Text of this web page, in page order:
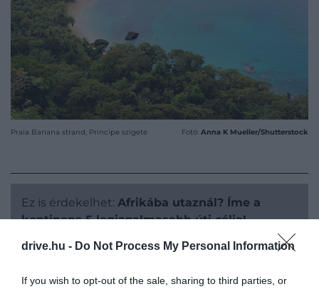
drive.hu - Do Not Process My Personal Information
If you wish to opt-out of the sale, sharing to third parties, or
Praia Banana strand, Principe szigete Fotó: Anna K Mueller/Shutterstock
Ez is érdekelhet: Afrikába utaznál? Íme a
kontinens 5 legizgalmasabb úti célja!